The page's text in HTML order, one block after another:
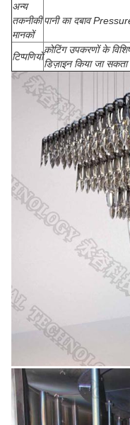
अन्य
तकनीकी
मानकों
पानी का दबाव
टिप्पणियों
कोटिंग उपकरणों के
डिज़ाइन किया जा सकता